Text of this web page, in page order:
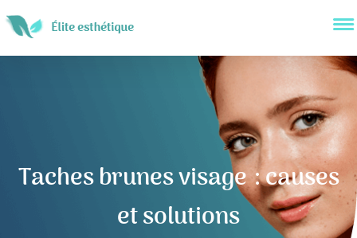
Taches brunes visage : causes
et solutions